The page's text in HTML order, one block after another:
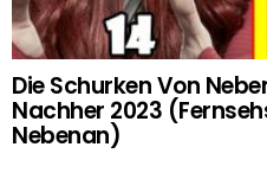
Die Schurken Von
Nachher 2023
Nebenan)